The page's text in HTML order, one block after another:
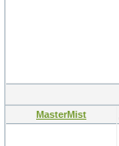
MasterMist